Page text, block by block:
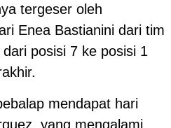
tergeser oleh
Enea Bastianini dari tim
posisi 7 ke posisi 1
mendapat hari
yang mengalami